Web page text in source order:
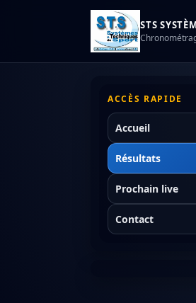
STS
ACCÈS RAPIDE
Accueil
Résultats
Prochain live
Contact